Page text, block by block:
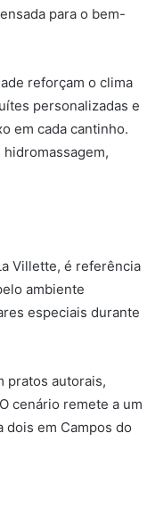
para o bem-
reforçam o clima
personalizadas e
em cada cantinho.
Villette, é referência
ambiente
especiais durante
pratos autorais,
cenário remete a um
em Campos do